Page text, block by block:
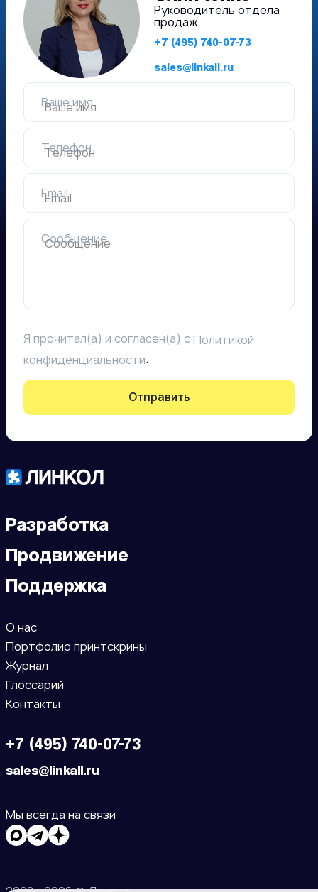
Руководитель отдела
продаж
+7 (495) 740-07-73
sales@linkall.ru
Ваше имя
Телефон
Email
Сообщение
Я прочитал(а) и согласен(а) сПолитикой
конфиденциальности.
Отправить
Разработка
Продвижение
Поддержка
О нас
Портфолио принтскрины
Журнал
Глоссарий
Контакты
+7 (495) 740-07-73
sales@linkall.ru
Мы всегда на связи